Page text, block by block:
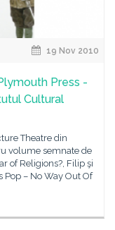
19 Nov 2010
Press -
Cultural
Theatre din
volume semnate de
of Religions?, Filip şi
Pop – No Way Out Of